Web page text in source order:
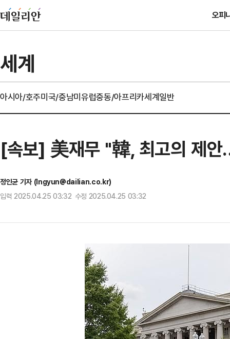
오피
세계
아시아/호주미국/중남미유럽중동/아프리카세계일반
[속보] 美재무 "韓, 최고의 제
정인균 기자 (Ingyun@dailian.co.kr)
입력 2025.04.25 03:32 수정 2025.04.25 03:32